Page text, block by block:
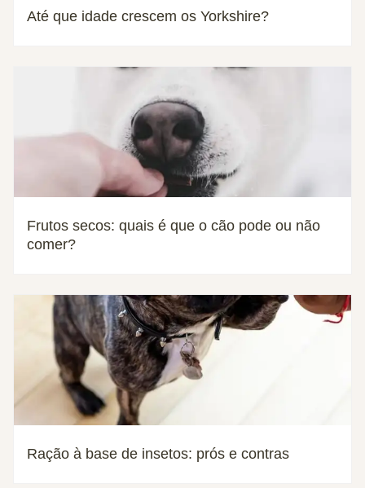
Até que idade crescem os Yorkshire?
Frutos secos: quais é que o cão pode ou não
comer?
Ração à base de insetos: prós e contras